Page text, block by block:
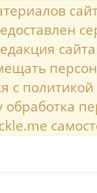
с
обработка